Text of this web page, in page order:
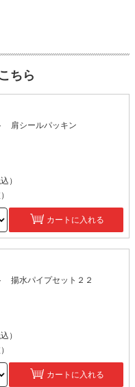
ちら
肩シールパッキン
）
カートに入れる
揚水パイプセット２２
）
カートに入れる